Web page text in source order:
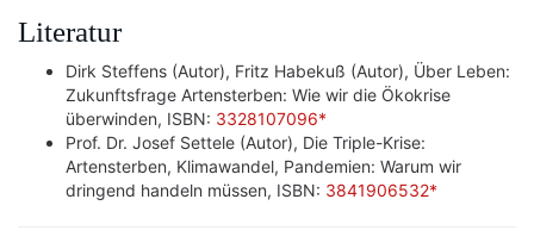
Literatur
Dirk Steffens (Autor), Fritz Habekuß (Autor), Über Leben:
Zukunftsfrage Artensterben: Wie wir die Ökokrise
überwinden, ISBN: 3328107096*
Prof. Dr. Josef Settele (Autor), Die Triple-Krise:
Artensterben, Klimawandel, Pandemien: Warum wir
dringend handeln müssen, ISBN: 3841906532*